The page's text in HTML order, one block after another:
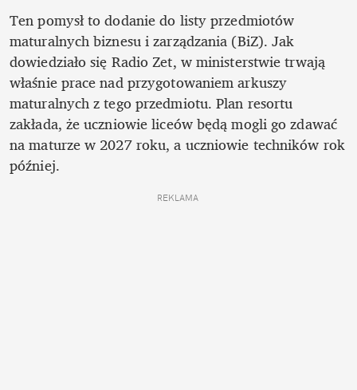
Ten pomysł to dodanie do listy przedmiotów
maturalnych biznesu i zarządzania (BiZ). Jak
dowiedziało się Radio Zet, w ministerstwie trwają
właśnie prace nad przygotowaniem arkuszy
maturalnych z tego przedmiotu. Plan resortu
zakłada, że uczniowie liceów będą mogli go zdawać
na maturze w 2027 roku, a uczniowie techników rok
później.
REKLAMA